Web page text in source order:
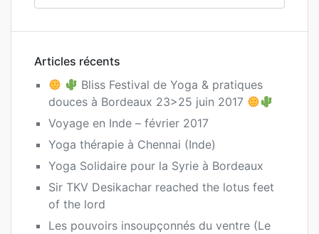
Articles récents
Bliss Festival de Yoga & pratiques
douces à Bordeaux 23>25 juin 2017
Voyage en Inde – février 2017
Yoga thérapie à Chennai (Inde)
Yoga Solidaire pour la Syrie à Bordeaux
Sir TKV Desikachar reached the lotus feet
of the lord
Les pouvoirs insoupçonnés du ventre (Le